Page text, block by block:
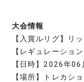
大会情報
【入賞ルリグ】リ
【レギュレーショ
【日時】2026年06
【場所】トレカシ